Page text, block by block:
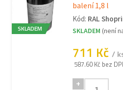
SKLADEM
balení 1,8 l
Kód: RAL
SKLADEM (není
711 Kč /
587.60 Kč bez
+